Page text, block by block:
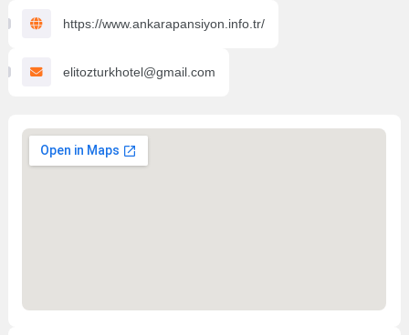
https://www.ankarapansiyon.info.tr/
elitozturkhotel@gmail.com